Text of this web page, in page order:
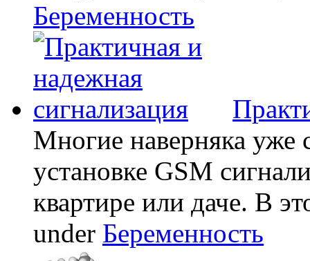
Беременность
Многие наверняка уже
установке GSM
квартире или даче. В
under Беременность